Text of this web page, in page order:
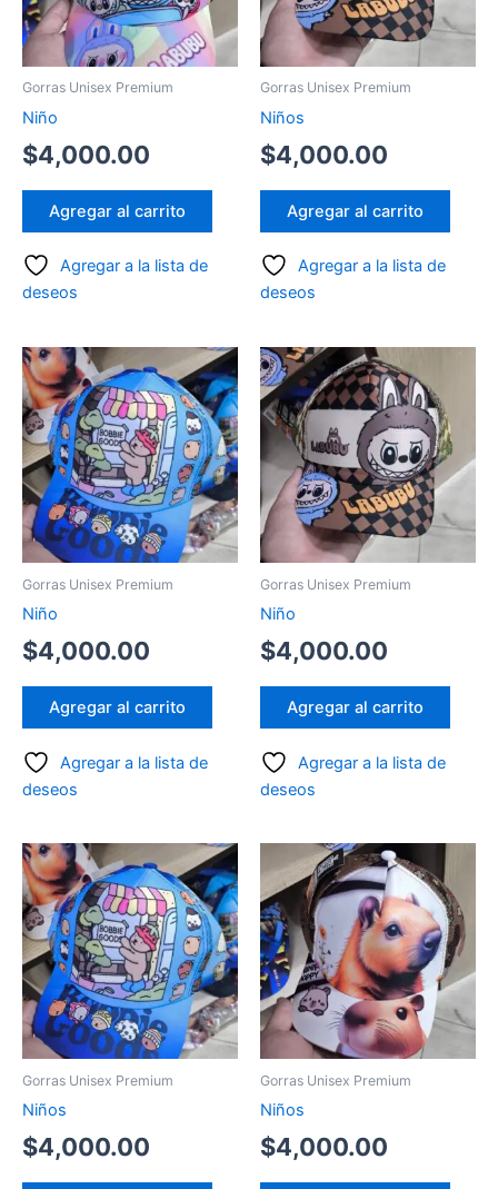
Gorras Unisex Premium
Niño
$4,000.00
Agregar al carrito
Agregar a la lista de
deseos
Gorras Unisex Premium
Niños
$4,000.00
Agregar al carrito
Agregar a la lista de
deseos
Gorras Unisex Premium
Niño
$4,000.00
Agregar al carrito
Agregar a la lista de
deseos
Gorras Unisex Premium
Niño
$4,000.00
Agregar al carrito
Agregar a la lista de
deseos
Gorras Unisex Premium
Niños
$4,000.00
Gorras Unisex Premium
Niños
$4,000.00